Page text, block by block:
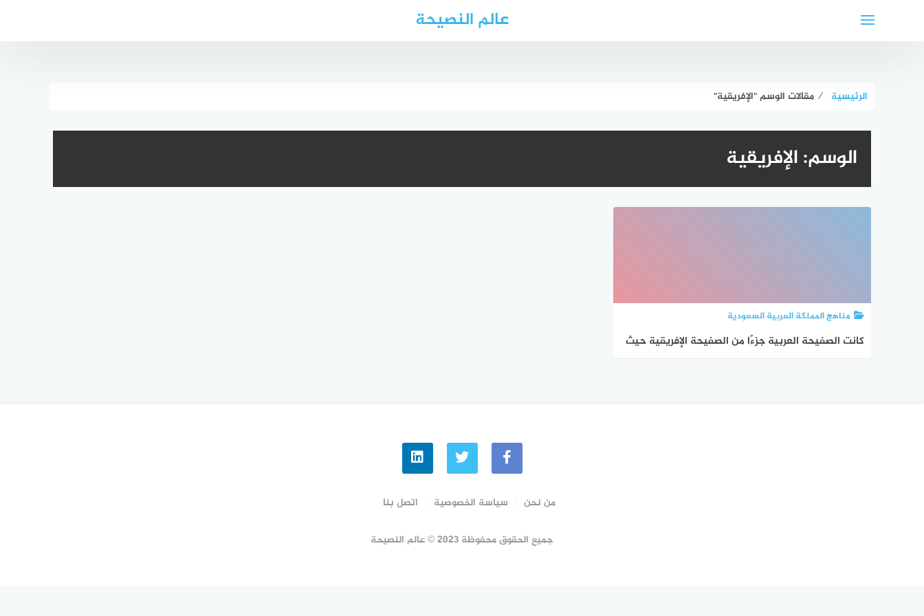
عالم النصيحة
الرئيسية ⁄ مقالات الوسم "الإفريقية"
الوسم:الإفريقية
مناهج المملكة العربية السعودية
كانت الصفيحة العربية جزءًا من الصفيحة الإفريقية حيث
من نحن سياسة الخصوصية اتصل بنا
جميع الحقوق محفوظة 2023 © عالم النصيحة